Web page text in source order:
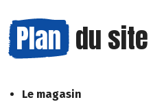
Plan du site
Le magasin